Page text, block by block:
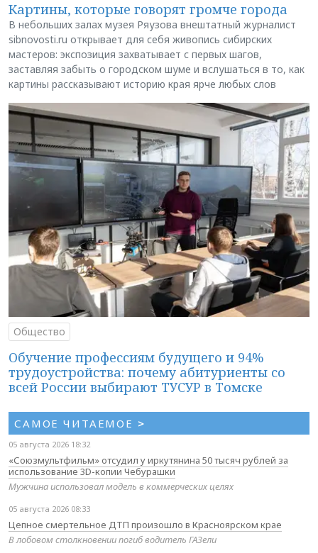
Картины, которые говорят громче города
В небольших залах музея Ряузова внештатный журналист
sibnovosti.ru открывает для себя живопись сибирских
мастеров: экспозиция захватывает с первых шагов,
заставляя забыть о городском шуме и вслушаться в то, как
картины рассказывают историю края ярче любых слов
Общество
Обучение профессиям будущего и 94%
трудоустройства: почему абитуриенты со
всей России выбирают ТУСУР в Томске
САМОЕ ЧИТАЕМОЕ >
05 августа 2026 18:32
«Союзмультфильм» отсудил у иркутянина 50 тысяч рублей за
использование 3D-копии Чебурашки
Мужчина использовал модель в коммерческих целях
05 августа 2026 08:33
Цепное смертельное ДТП произошло в Красноярском крае
В лобовом столкновении погиб водитель ГАЗели